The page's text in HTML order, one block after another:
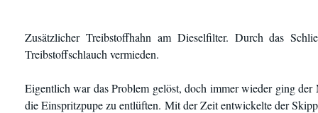
Zusätzlicher Treibstoffhahn am Dieselfilter. Durch das
Treibstoffschlauch vermieden.
Eigentlich war das Problem gelöst, doch immer wieder ging
die Einspritzpupe zu entlüften. Mit der Zeit entwickelte der